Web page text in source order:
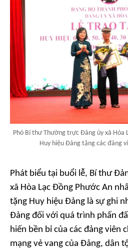
Phó Bí thư Thường trực Đảng ủy xã Hòa
Huy hiệu Đảng tặng các đảng
Phát biểu tại buổi lễ, Bí thư
xã Hòa Lạc Đồng Phước An
tặng Huy hiệu Đảng là sự ghi
Đảng đối với quá trình phấn
hiến bền bỉ của các đảng viên
mạng vẻ vang của Đảng, dân